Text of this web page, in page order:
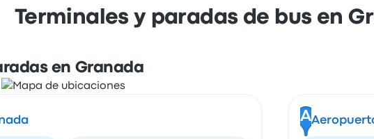
Terminales y paradas de bus en
en Granada
A